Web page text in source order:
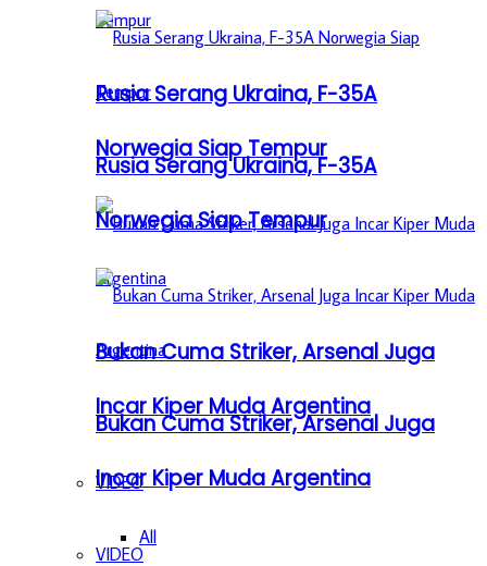
Rusia Serang Ukraina, F-35A
Norwegia Siap Tempur
Bukan Cuma Striker, Arsenal Juga
Incar Kiper Muda Argentina
VIDEO
All
Rusia Serang Ukraina, F-35A
Norwegia Siap Tempur
Bukan Cuma Striker, Arsenal Juga
Incar Kiper Muda Argentina
VIDEO